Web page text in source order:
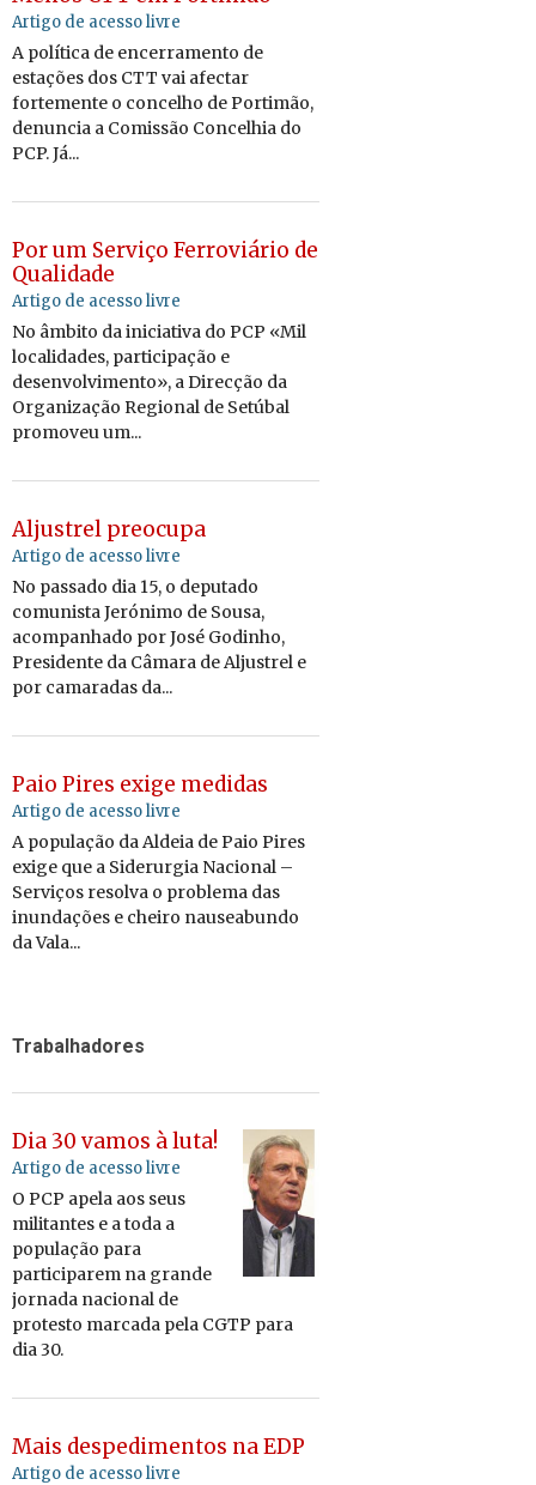
Artigo de acesso livre
A política de encerramento de
estações dos CTT vai afectar
fortemente o concelho de Portimão,
denuncia a Comissão Concelhia do
PCP. Já...
Por um Serviço Ferroviário de
Qualidade
Artigo de acesso livre
No âmbito da iniciativa do PCP «Mil
localidades, participação e
desenvolvimento», a Direcção da
Organização Regional de Setúbal
promoveu um...
Aljustrel preocupa
Artigo de acesso livre
No passado dia 15, o deputado
comunista Jerónimo de Sousa,
acompanhado por José Godinho,
Presidente da Câmara de Aljustrel e
por camaradas da...
Paio Pires exige medidas
Artigo de acesso livre
A população da Aldeia de Paio Pires
exige que a Siderurgia Nacional –
Serviços resolva o problema das
inundações e cheiro nauseabundo
da Vala...
Trabalhadores
Dia 30 vamos à luta!
Artigo de acesso livre
O PCP apela aos seus
militantes e a toda a
população para
participarem na grande
jornada nacional de
protesto marcada pela CGTP para
dia 30.
Mais despedimentos na EDP
Artigo de acesso livre